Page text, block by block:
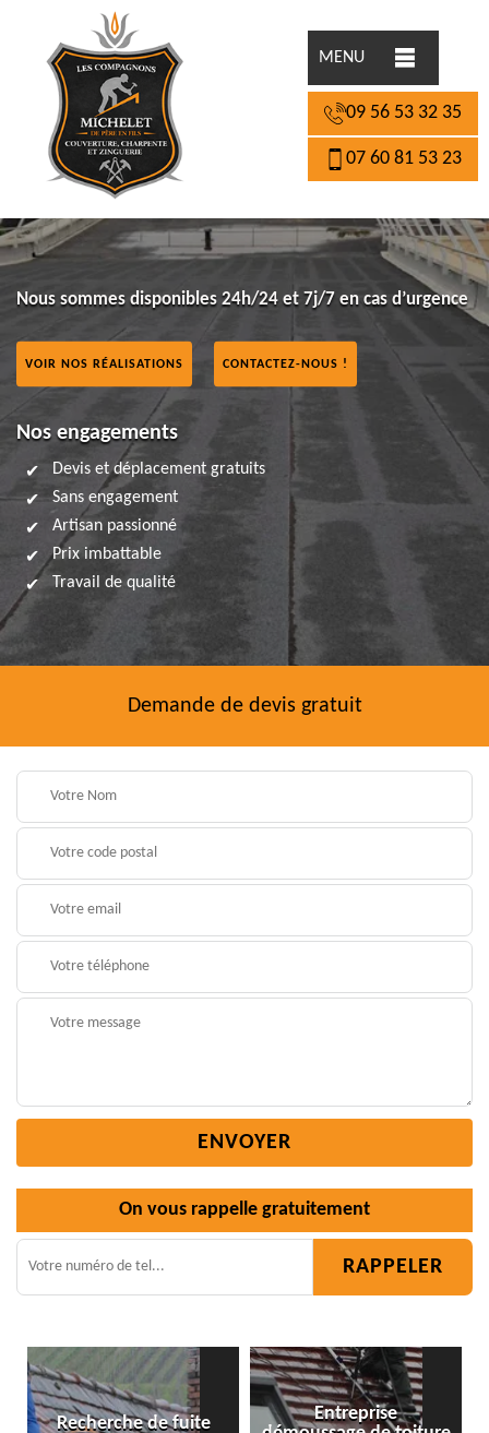
MENU
09 56 53 32 35
07 60 81 53 23
Nous sommes disponibles 24h/24 et 7j/7 en cas d’urgence
VOIR NOS RÉALISATIONS CONTACTEZ-NOUS !
Nos engagements
Devis et déplacement gratuits
Sans engagement
Artisan passionné
Prix imbattable
Travail de qualité
Demande de devis gratuit
On vous rappelle gratuitement
Entreprise